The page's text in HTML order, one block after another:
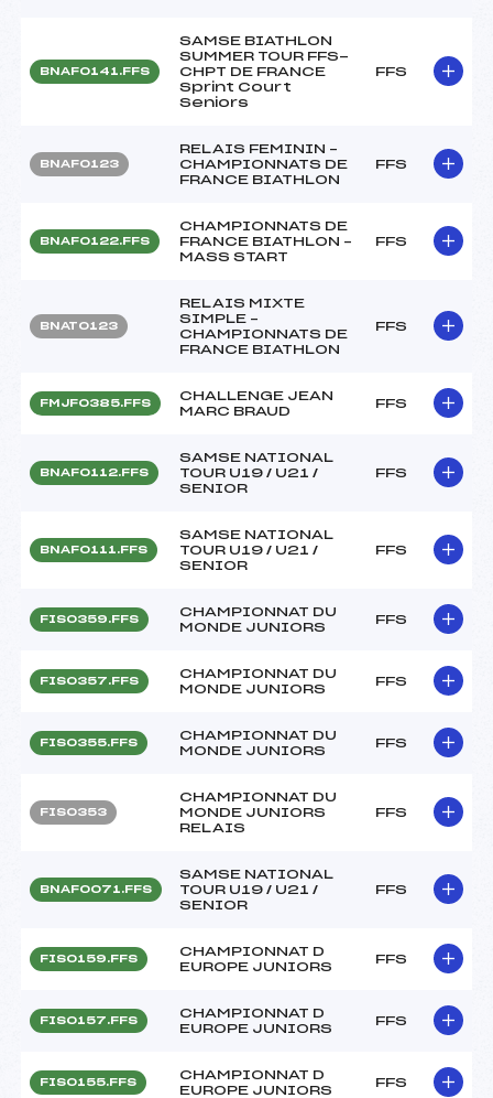
BNAF0141.FFS
SAMSE BIATHLON
SUMMER TOUR FFS-
CHPT DE FRANCE
Sprint Court
Seniors
FFS
BNAF0123
RELAIS FEMININ –
CHAMPIONNATS DE
FRANCE BIATHLON
FFS
BNAF0122.FFS
CHAMPIONNATS DE
FRANCE BIATHLON –
MASS START
FFS
BNAT0123
RELAIS MIXTE
SIMPLE –
CHAMPIONNATS DE
FRANCE BIATHLON
FFS
FMJF0385.FFS
CHALLENGE JEAN
MARC BRAUD
FFS
BNAF0112.FFS
SAMSE NATIONAL
TOUR U19 / U21 /
SENIOR
FFS
BNAF0111.FFS
SAMSE NATIONAL
TOUR U19 / U21 /
SENIOR
FFS
FIS0359.FFS
CHAMPIONNAT DU
MONDE JUNIORS
FFS
FIS0357.FFS
CHAMPIONNAT DU
MONDE JUNIORS
FFS
FIS0355.FFS
CHAMPIONNAT DU
MONDE JUNIORS
FFS
FIS0353
CHAMPIONNAT DU
MONDE JUNIORS
RELAIS
FFS
BNAF0071.FFS
SAMSE NATIONAL
TOUR U19 / U21 /
SENIOR
FFS
FIS0159.FFS
CHAMPIONNAT D
EUROPE JUNIORS
FFS
FIS0157.FFS
CHAMPIONNAT D
EUROPE JUNIORS
FFS
FIS0155.FFS
CHAMPIONNAT D
EUROPE JUNIORS
FFS